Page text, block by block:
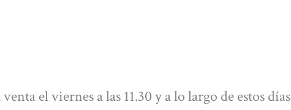
el viernes a las 11.30 y a lo largo de estos días